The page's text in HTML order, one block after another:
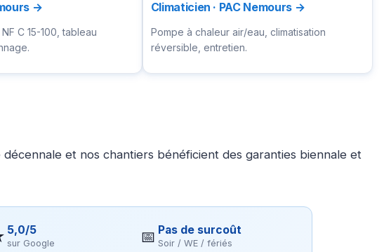
→
C 15-100, tableau
Climaticien · PAC Nemours →
Pompe à chaleur air/eau, climatisation
réversible, entretien.
et nos chantiers bénéficient des garanties biennale et
5,0/5
sur Google 📅 Pas de surcoût
Soir / WE / fériés